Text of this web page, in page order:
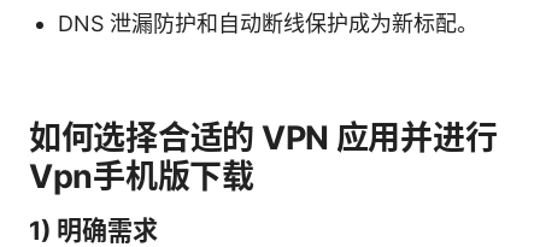
DNS 泄漏防护和自动断线保护成为新标配。
如何选择合适的 VPN 应用并进行
Vpn手机版下载
1) 明确需求